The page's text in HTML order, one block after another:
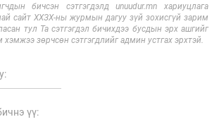
бичсэн сэтгэгдэлд unuudur.mn хариуцлага
сайт ХХЗХ-ны журмын дагуу зүй зохисгүй зарим
тул Та сэтгэгдэл бичихдээ бусдын эрх ашгийг
хэмжээ зөрчсөн сэтгэгдлийг админ устгах эрхтэй.